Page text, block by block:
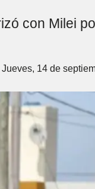
con Milei
Jueves, 14 de